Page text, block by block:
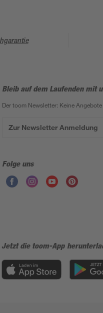
Bleib auf dem Laufenden mit
Der toom Newsletter: Keine
Zur Newsletter Anmeldung
Folge uns
Jetzt die toom-App